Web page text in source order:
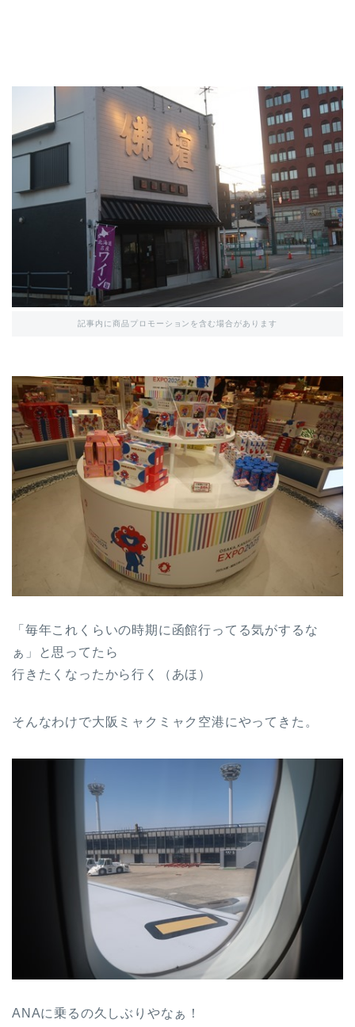
記事内に商品プロモーションを含む場合があります
「毎年これくらいの時期に函館行ってる気がするな
ぁ」と思ってたら
行きたくなったから行く（あほ）
そんなわけで大阪ミャクミャク空港にやってきた。
ANAに乗るの久しぶりやなぁ！